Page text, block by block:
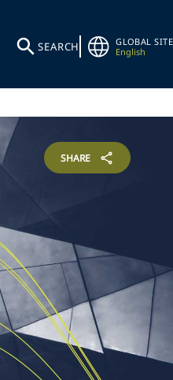
SEARCH
GLOBAL SITE
English
SHARE